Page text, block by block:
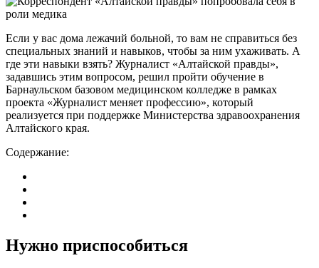
Если у вас дома лежачий больной, то вам не справиться без
специальных знаний и навыков, чтобы за ним ухаживать. А
где эти навыки взять? Журналист «Алтайской правды»,
задавшись этим вопросом, решил пройти обучение в
Барнаульском базовом медицинском колледже в рамках
проекта «Журналист меняет профессию», который
реализуется при поддержке Министерства здравоохранения
Алтайского края.
Содержание:
Нужно приспособиться